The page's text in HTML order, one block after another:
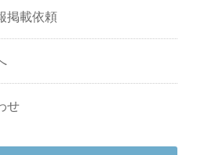
掲載依頼
せ